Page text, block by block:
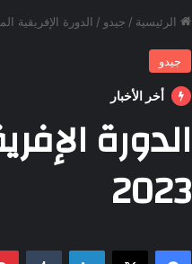
الرئيسية / جيدو / الدورة الإفريقية
جيدو
أخر الأخبار
الدورة
2023
فيسبوك ‫X لينكدإن